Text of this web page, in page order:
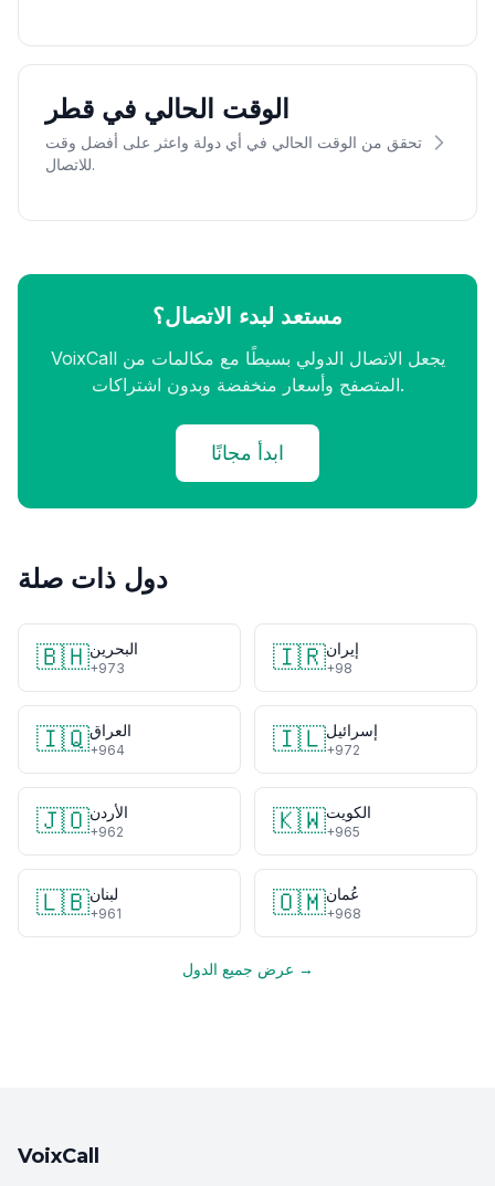
الوقت الحالي في قطر
تحقق من الوقت الحالي في أي دولة واعثر على أفضل وقت
للاتصال.
مستعد لبدء الاتصال؟
VoixCall يجعل الاتصال الدولي بسيطًا مع مكالمات من
المتصفح وأسعار منخفضة وبدون اشتراكات.
ابدأ مجانًا
دول ذات صلة
🇧🇭البحرين
+973 🇮🇷إيران
+98
🇮🇶العراق
+964 🇮🇱إسرائيل
+972
🇯🇴الأردن
+962 🇰🇼الكويت
+965
🇱🇧لبنان
+961 🇴🇲عُمان
+968
عرض جميع الدول →
VoixCall